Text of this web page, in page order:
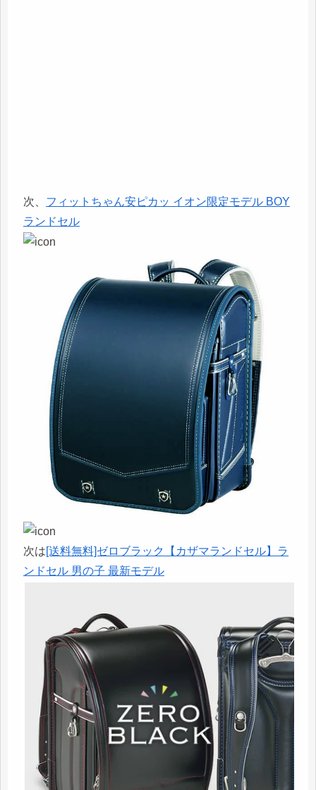
次、 フィットちゃん安ピカッ イオン限定モデル BOY
ランドセル
次は[送料無料]ゼロブラック【カザマランドセル】ラ
ンドセル 男の子 最新モデル